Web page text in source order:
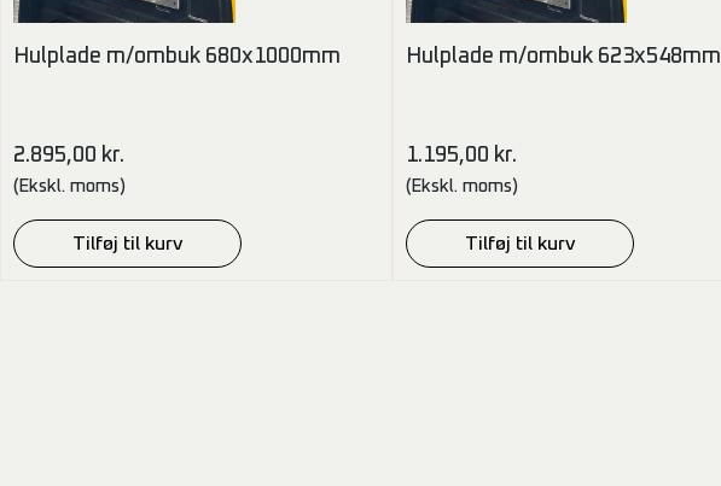
Hulplade m/ombuk 680x1000mm
2.895,00 kr.
(Ekskl. moms)
Tilføj til kurv
Hulplade m/ombuk 623x548mm
1.195,00 kr.
(Ekskl. moms)
Tilføj til kurv